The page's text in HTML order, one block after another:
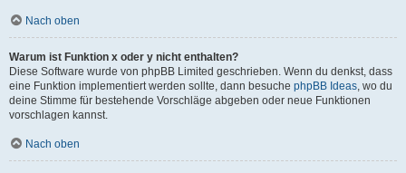
Nach oben
Warum ist Funktion x oder y nicht enthalten?
Diese Software wurde von phpBB Limited geschrieben. Wenn du denkst, dass
eine Funktion implementiert werden sollte, dann besuche phpBB Ideas, wo du
deine Stimme für bestehende Vorschläge abgeben oder neue Funktionen
vorschlagen kannst.
Nach oben